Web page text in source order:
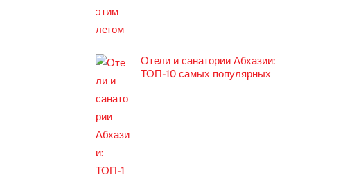
Отели и санатории Абхазии:
ТОП-10 самых популярных